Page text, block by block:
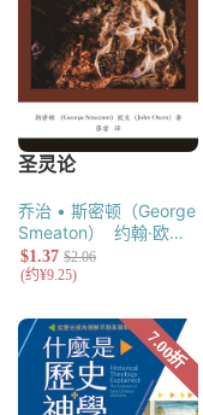
乔治 • 斯密顿（George
Smeaton）
约翰·欧文
（John Owen）